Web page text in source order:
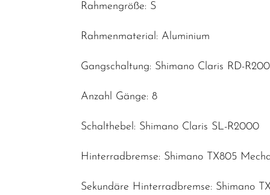
Jugendfahrräder
Rahmengröße: S
Rahmenmaterial: Aluminium
Gangschaltung: Shimano Claris RD-
Anzahl Gänge: 8
Schalthebel: Shimano Claris SL-R2000
Hinterradbremse: Shimano TX805
Sekundäre Hinterradbremse: Shimano